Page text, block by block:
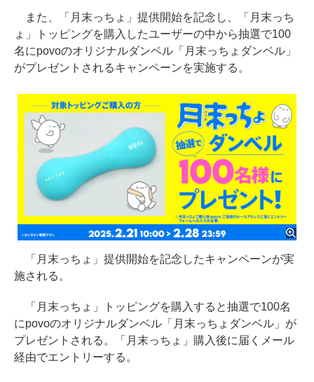
また、「月末っちょ」提供開始を記念し、「月末っち
ょ」トッピングを購入したユーザーの中から抽選で100
名にpovoのオリジナルダンベル「月末っちょダンベル」
がプレゼントされるキャンペーンを実施する。
「月末っちょ」提供開始を記念したキャンペーンが実
施される。
「月末っちょ」トッピングを購入すると抽選で100名
にpovoのオリジナルダンベル「月末っちょダンベル」が
プレゼントされる。「月末っちょ」購入後に届くメール
経由でエントリーする。